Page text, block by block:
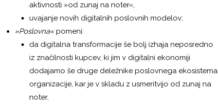
aktivnosti »od zunaj na noter«,
uvajanje novih digitalnih poslovnih modelov;
»Poslovna«pomeni:
da digitalna transformacije še bolj izhaja neposredno
iz značilnosti kupcev, ki jim v digitalni ekonomiji
dodajamo še druge deležnike poslovnega ekosistema
organizacije, kar je v skladu z usmeritvijo od zunaj na
noter,